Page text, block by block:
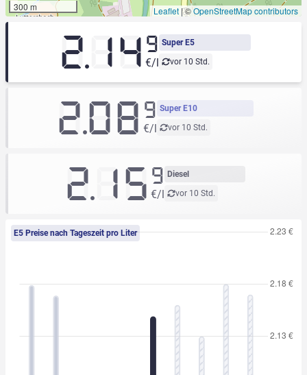
300 m Leaflet |©OpenStreetMap contributors
Super E5
vor 10 Std.
2.149
€/l
Super E10
vor 10 Std.
2.08 9
€/l
Diesel
vor 10 Std.
2.159
€/l
E5 Preise nach Tageszeit pro Liter